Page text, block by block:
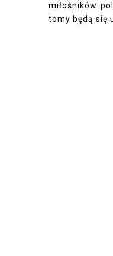
miłośników
tomy będą się